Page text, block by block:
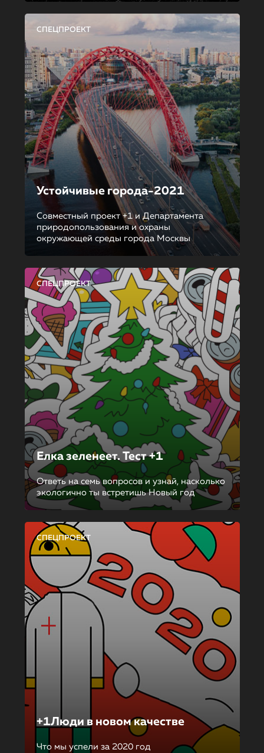
СПЕЦПРОЕКТ
Устойчивые города-2021
Совместный проект +1 и Департамента
природопользования и охраны
окружающей среды города Москвы
СПЕЦПРОЕКТ
Елка зеленеет. Тест +1
Ответь на семь вопросов и узнай, насколько
экологично ты встретишь Новый год
СПЕЦПРОЕКТ
+1Люди в новом качестве
Что мы успели за 2020 год